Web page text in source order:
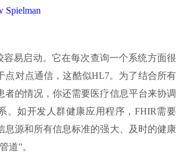
Spielman
容易启动。它在每次查询一个系统方面很
点对点通信，这酷似HL7。为了结合所有
者的情况，你还需要医疗信息平台来协调
。如开发人群健康应用程序，FHIR需要
息源和所有信息标准的强大、及时的健康
道”。